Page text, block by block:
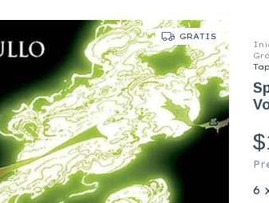
GRATIS
6